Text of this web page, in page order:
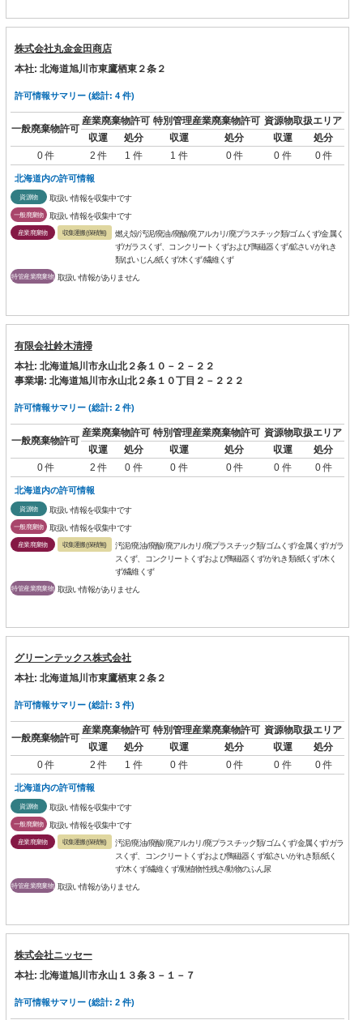
株式会社丸金金田商店
本社: 北海道旭川市東鷹栖東２条２
許可情報サマリー (総計: 4 件)
一般廃棄物許可
産業廃棄物許可 特別管理産業廃棄物許可 資源物取扱エリア
収運
処分 収運 処分 収運
処分
0 件
2 件 1 件 1 件 0 件 0 件 0 件
北海道内の許可情報
資源物 取扱い情報を収集中です
一般廃棄物 取扱い情報を収集中です
産業廃棄物 収集運搬(保積無)
燃え殻/汚泥/廃油/廃酸/廃アルカリ/廃プラスチック類/ゴムくず/金属く
ず/ガラスくず、コンクリートくずおよび陶磁器くず/鉱さい/がれき
類/ばいじん/紙くず/木くず/繊維くず
特管産業廃棄物 取扱い情報がありません
有限会社鈴木清掃
本社: 北海道旭川市永山北２条１０－２－２２
事業場: 北海道旭川市永山北２条１０丁目２－２２２
許可情報サマリー (総計: 2 件)
一般廃棄物許可
産業廃棄物許可 特別管理産業廃棄物許可 資源物取扱エリア
収運
処分 収運 処分 収運
処分
0 件
2 件 0 件 0 件 0 件 0 件 0 件
北海道内の許可情報
資源物 取扱い情報を収集中です
一般廃棄物 取扱い情報を収集中です
産業廃棄物 収集運搬(保積無)
汚泥/廃油/廃酸/廃アルカリ/廃プラスチック類/ゴムくず/金属くず/ガラ
スくず、コンクリートくずおよび陶磁器くず/がれき類/紙くず/木く
ず/繊維くず
特管産業廃棄物 取扱い情報がありません
グリーンテックス株式会社
本社: 北海道旭川市東鷹栖東２条２
許可情報サマリー (総計: 3 件)
一般廃棄物許可
産業廃棄物許可 特別管理産業廃棄物許可 資源物取扱エリア
収運
処分 収運 処分 収運
処分
0 件
2 件 1 件 0 件 0 件 0 件 0 件
北海道内の許可情報
資源物 取扱い情報を収集中です
一般廃棄物 取扱い情報を収集中です
産業廃棄物 収集運搬(保積無)
汚泥/廃油/廃酸/廃アルカリ/廃プラスチック類/ゴムくず/金属くず/ガラ
スくず、コンクリートくずおよび陶磁器くず/鉱さい/がれき類/紙く
ず/木くず/繊維くず/動植物性残さ/動物のふん尿
特管産業廃棄物 取扱い情報がありません
株式会社ニッセー
本社: 北海道旭川市永山１３条３－１－７
許可情報サマリー (総計: 2 件)